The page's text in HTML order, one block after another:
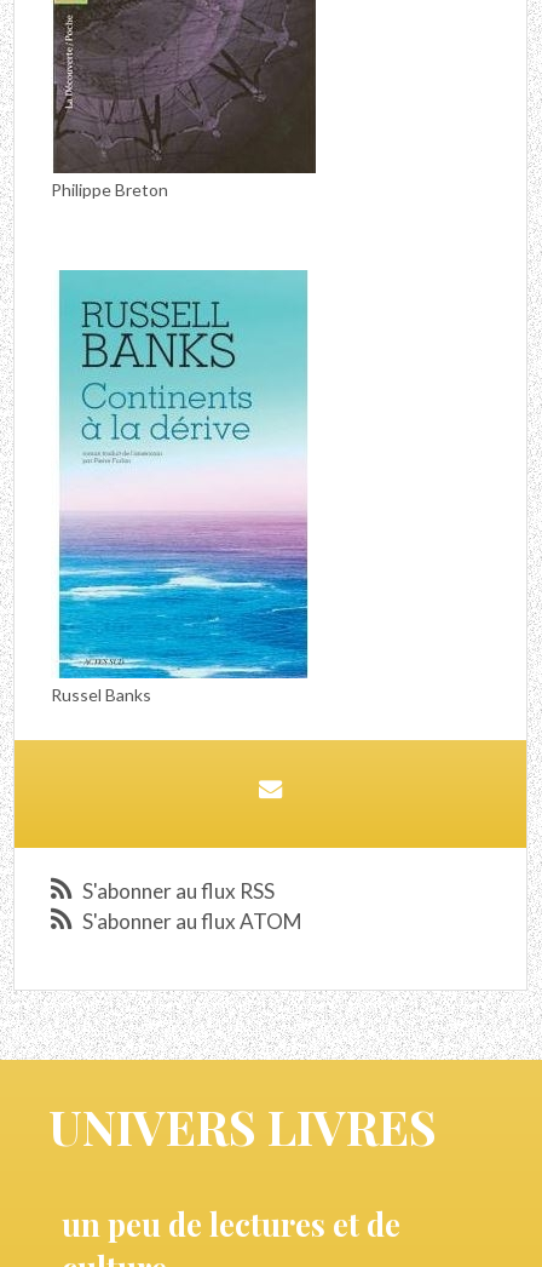
Philippe Breton
Russel Banks
S'abonner au flux RSS
S'abonner au flux ATOM
UNIVERS LIVRES
un peu de lectures et de